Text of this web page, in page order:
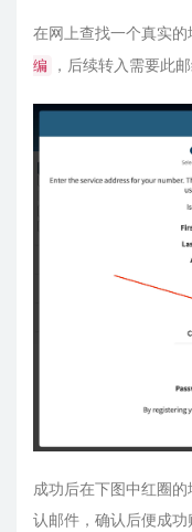
在网上查找一个真实
编
，后续转入需要此
成功后在下图中红圈
认邮件，确认后便成